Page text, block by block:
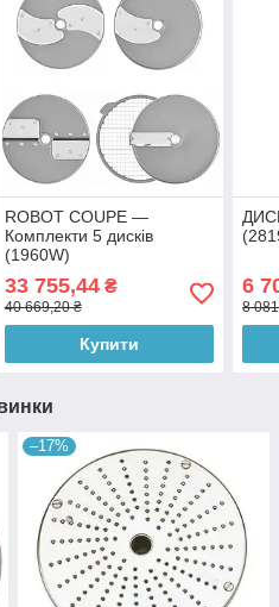
ROBOT COUPE —
Комплекти 5 дисків
(1960W)
33 755,44₴
40 669,20 ₴
Купити
6
8
–17%